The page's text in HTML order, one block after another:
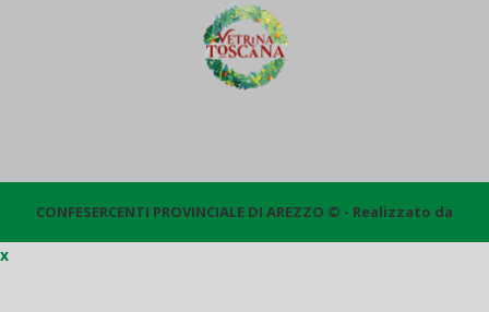
CONFESERCENTI PROVINCIALE DI AREZZO © - Realizzato da
x